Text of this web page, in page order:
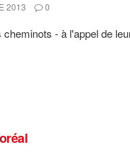
2013 0
cheminots - à l'appel de